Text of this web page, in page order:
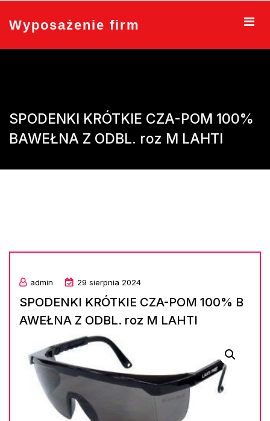
content
Wyposażenie firm
SPODENKI KRÓTKIE CZA-POM 100%
BAWEŁNA Z ODBL. roz M LAHTI
admin 29 sierpnia 2024
SPODENKI KRÓTKIE CZA-POM 100% B
AWEŁNA Z ODBL. roz M LAHTI